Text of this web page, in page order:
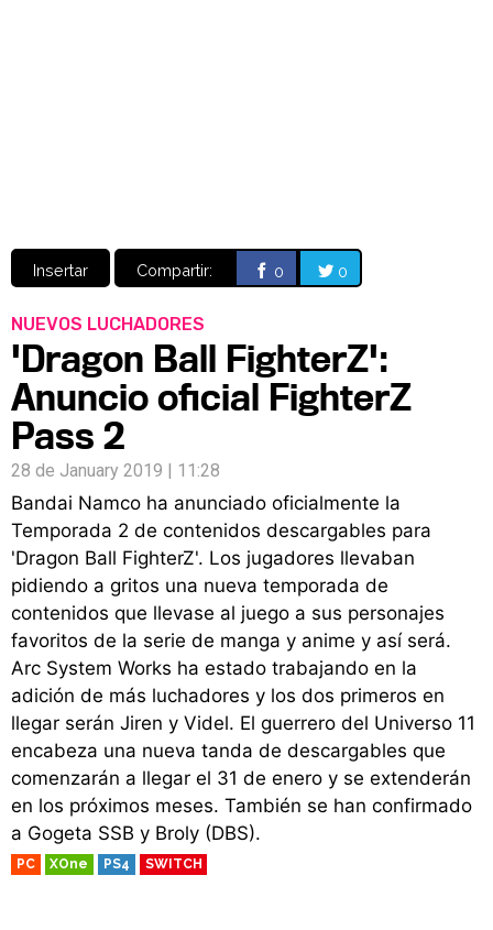
Insertar Compartir: 0 0
NUEVOS LUCHADORES
'Dragon Ball FighterZ':
Anuncio oficial FighterZ
Pass 2
28 de January 2019 | 11:28
Bandai Namco ha anunciado oficialmente la
Temporada 2 de contenidos descargables para
'Dragon Ball FighterZ'. Los jugadores llevaban
pidiendo a gritos una nueva temporada de
contenidos que llevase al juego a sus personajes
favoritos de la serie de manga y anime y así será.
Arc System Works ha estado trabajando en la
adición de más luchadores y los dos primeros en
llegar serán Jiren y Videl. El guerrero del Universo 11
encabeza una nueva tanda de descargables que
comenzarán a llegar el 31 de enero y se extenderán
en los próximos meses. También se han confirmado
a Gogeta SSB y Broly (DBS).
PC XOne PS4 SWITCH